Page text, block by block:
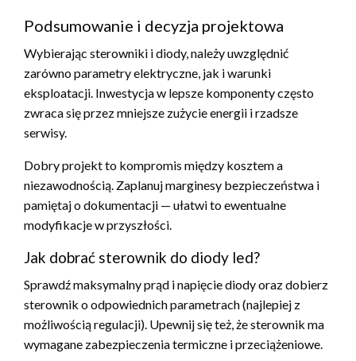
Podsumowanie i decyzja projektowa
Wybierając sterowniki i diody, należy uwzględnić
zarówno parametry elektryczne, jak i warunki
eksploatacji. Inwestycja w lepsze komponenty często
zwraca się przez mniejsze zużycie energii i rzadsze
serwisy.
Dobry projekt to kompromis między kosztem a
niezawodnością. Zaplanuj marginesy bezpieczeństwa i
pamiętaj o dokumentacji — ułatwi to ewentualne
modyfikacje w przyszłości.
Jak dobrać sterownik do diody led?
Sprawdź maksymalny prąd i napięcie diody oraz dobierz
sterownik o odpowiednich parametrach (najlepiej z
możliwością regulacji). Upewnij się też, że sterownik ma
wymagane zabezpieczenia termiczne i przeciążeniowe.